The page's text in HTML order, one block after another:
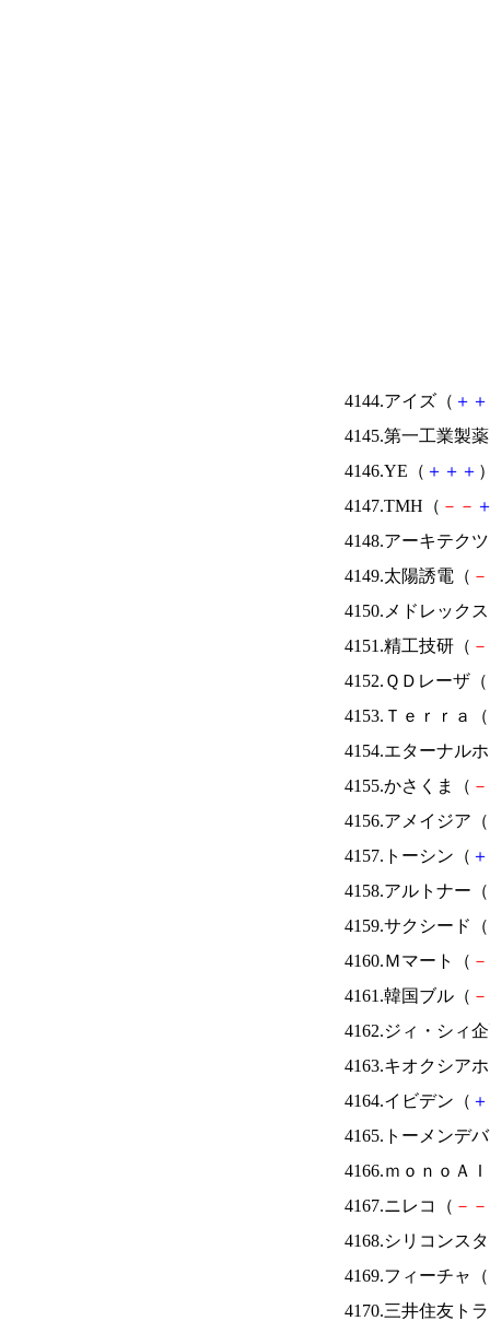
4144.アイズ（ ＋ ＋
4145.第一工業製
4146.YE（ ＋ ＋ ＋
4147.TMH（ － －
4148.アーキテク
4149.太陽誘電（ －
4150.メドレック
4151.精工技研（ －
4152.ＱＤレーザ（
4153.Ｔｅｒｒａ（
4154.エターナル
4155.かさくま（ －
4156.アメイジア（
4157.トーシン（ ＋
4158.アルトナー（
4159.サクシード（
4160.Ｍマート（ －
4161.韓国ブル（ －
4162.ジィ・シィ
4163.キオクシア
4164.イビデン（ ＋
4165.トーメンデ
4166.ｍｏｎｏＡ
4167.ニレコ（ － －
4168.シリコンス
4169.フィーチャ（
4170.三井住友ト